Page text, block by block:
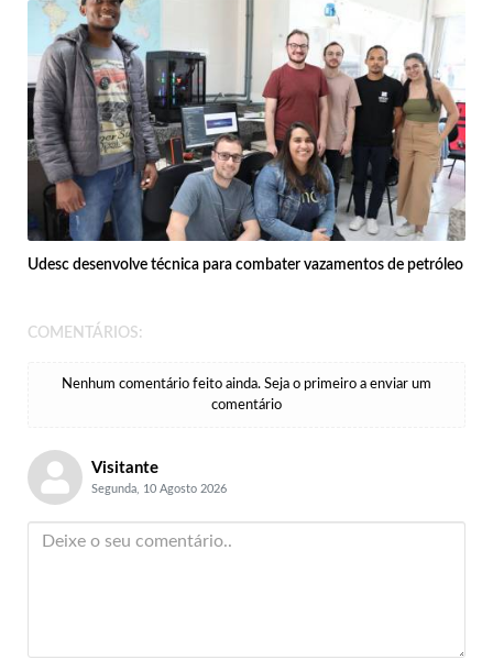
Udesc desenvolve técnica para combater vazamentos de petróleo
COMENTÁRIOS:
Nenhum comentário feito ainda. Seja o primeiro a enviar um
comentário
Visitante
Segunda, 10 Agosto 2026